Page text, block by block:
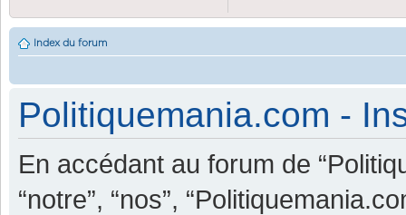
Index du forum
Politiquemania.com -
En accédant au forum de
“notre”, “nos”,